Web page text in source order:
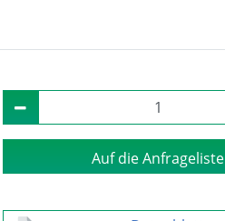
Auf die Anfrageliste